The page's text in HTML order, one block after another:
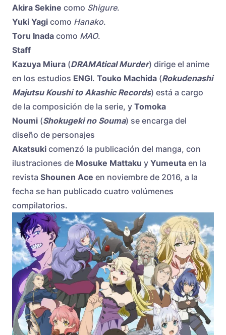
Akira Sekine como Shigure.
Yuki Yagi como Hanako.
Toru Inada como MAO.
Staff
Kazuya Miura (DRAMAtical Murder) dirige el anime
en los estudios ENGI. Touko Machida (Rokudenashi
Majutsu Koushi to Akashic Records) está a cargo
de la composición de la serie, y Tomoka
Noumi (Shokugeki no Souma) se encarga del
diseño de personajes
Akatsuki comenzó la publicación del manga, con
ilustraciones de Mosuke Mattaku y Yumeuta en la
revista Shounen Ace en noviembre de 2016, a la
fecha se han publicado cuatro volúmenes
compilatorios.